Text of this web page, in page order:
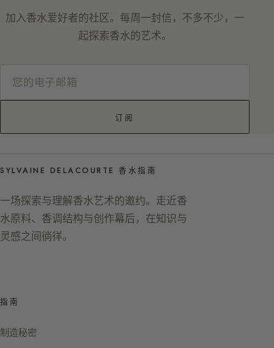
加入香水爱好者的社区。每周一封信，不多不少，一
起探索香水的艺术。
订阅
SYLVAINE DELACOURTE 香水指南
一场探索与理解香水艺术的邀约。走近香
水原料、香调结构与创作幕后，在知识与
灵感之间徜徉。
指南
制造秘密